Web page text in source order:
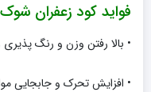
فواید کود زعفران شوک 5 لیتری
• بالا رفتن وزن و رنگ
• افزایش تحرک و جابجایی